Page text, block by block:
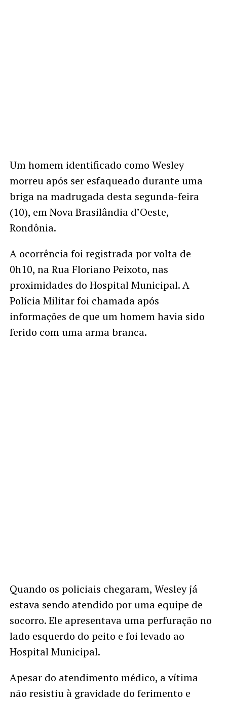
Um homem identificado como Wesley
morreu após ser esfaqueado durante uma
briga na madrugada desta segunda-feira
(10), em Nova Brasilândia d’Oeste,
Rondônia.
A ocorrência foi registrada por volta de
0h10, na Rua Floriano Peixoto, nas
proximidades do Hospital Municipal. A
Polícia Militar foi chamada após
informações de que um homem havia sido
ferido com uma arma branca.
Quando os policiais chegaram, Wesley já
estava sendo atendido por uma equipe de
socorro. Ele apresentava uma perfuração no
lado esquerdo do peito e foi levado ao
Hospital Municipal.
Apesar do atendimento médico, a vítima
não resistiu à gravidade do ferimento e